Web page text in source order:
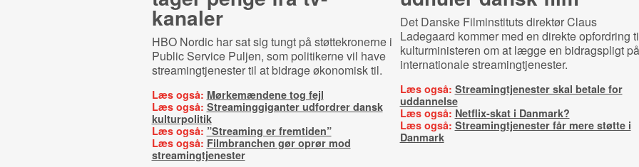
kanaler
HBO Nordic har sat sig tungt på støttekronerne i
Public Service Puljen, som politikerne vil have
streamingtjenester til at bidrage økonomisk til.
Læs også: Mørkemændene tog fejl
Læs også: Streaminggiganter udfordrer dansk
kulturpolitik
Læs også: ”Streaming er fremtiden”
Læs også: Filmbranchen gør oprør mod
streamingtjenester
Det Danske Filminstituts direktør Claus
Ladegaard kommer med en direkte opfordring
kulturministeren om at lægge en bidragspligt på
internationale streamingtjenester.
Læs også: Streamingtjenester skal betale for
uddannelse
Læs også: Netflix-skat i Danmark?
Læs også: Streamingtjenester får mere støtte i
Danmark